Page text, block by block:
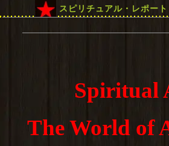
スピリチュアル・レポー
Spiritual
The World of